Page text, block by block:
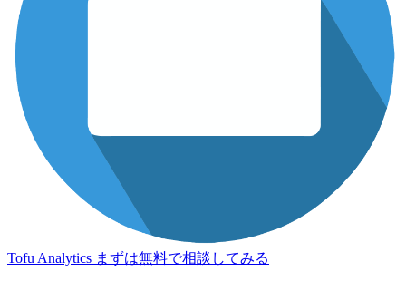
Tofu Analytics まずは無料で相談してみる